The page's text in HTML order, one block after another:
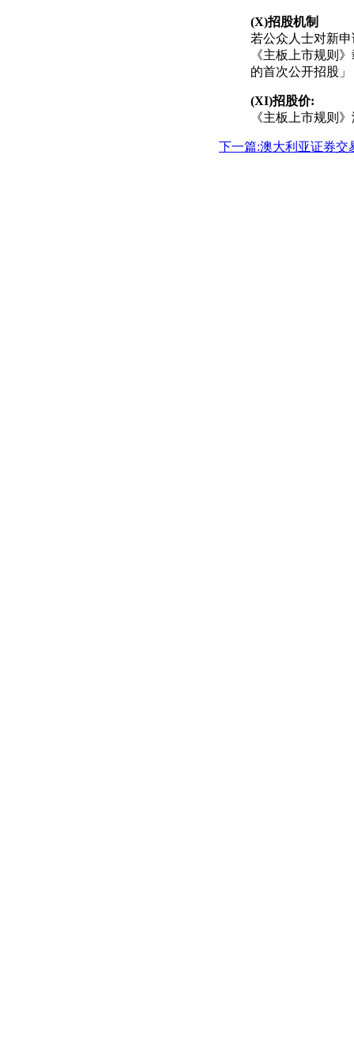
(X)招股机制
若公众人士对新
《主板上市规则
的首次公开招股」
(XI)招股价:
《主板上市规则
下一篇:澳大利亚证券交